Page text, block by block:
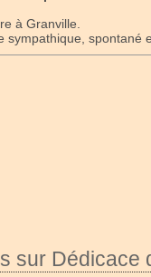
à Granville.
sympathique, spontané
sur Dédicace